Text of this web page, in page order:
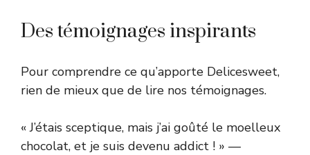
Des témoignages inspirants
Pour comprendre ce qu’apporte Delicesweet,
rien de mieux que de lire nos témoignages.
« J’étais sceptique, mais j’ai goûté le moelleux
chocolat, et je suis devenu addict ! » —